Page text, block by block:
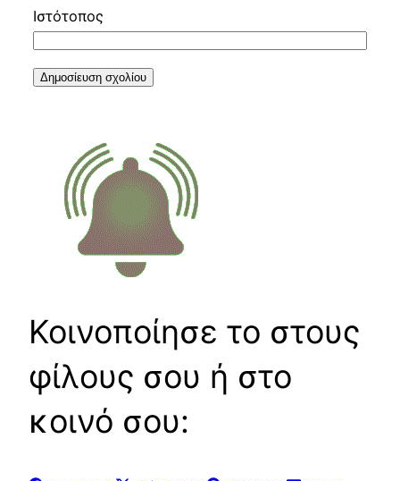
Ιστότοπος
Κοινοποίησε το στους
φίλους σου ή στο
κοινό σου: